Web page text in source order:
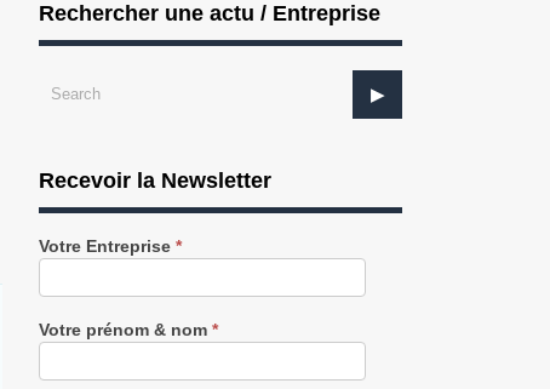
ENERGIE : Tryba Energy inaugure une
ENERGIE : inauguration de la
Rechercher une actu / Entreprise
Recevoir la Newsletter
Recevez
notre
gratuitement
Votre Entreprise *
Votre prénom & nom *